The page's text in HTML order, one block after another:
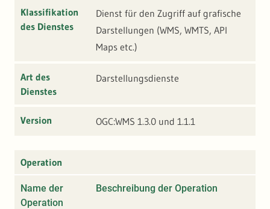
Klassifikation
des Dienstes
Dienst für den Zugriff auf grafische
Darstellungen (WMS, WMTS, API
Maps etc.)
Art des
Dienstes
Darstellungsdienste
Version OGC:WMS 1.3.0 und 1.1.1
Operation
Name der
Operation
Beschreibung der Operation